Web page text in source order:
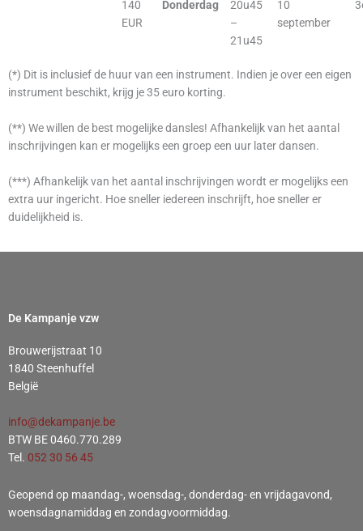
140
EUR
Donderdag
20u45
–
21u45
10
september
(*) Dit is inclusief de huur van een instrument. Indien je over een eigen
instrument beschikt, krijg je 35 euro korting.
(**) We willen de best mogelijke dansles! Afhankelijk van het aantal
inschrijvingen kan er mogelijks een groep een uur later dansen.
(***) Afhankelijk van het aantal inschrijvingen wordt er mogelijks een
extra uur ingericht. Hoe sneller iedereen inschrijft, hoe sneller er
duidelijkheid is.
De Kampanje vzw
Brouwerijstraat 10
1840 Steenhuffel
België
info@dekampanje.be
BTW BE 0460.770.289
Tel. 052 30 56 45
Geopend op maandag-, woensdag-, donderdag- en vrijdagavond,
woensdagnamiddag en zondagvoormiddag.